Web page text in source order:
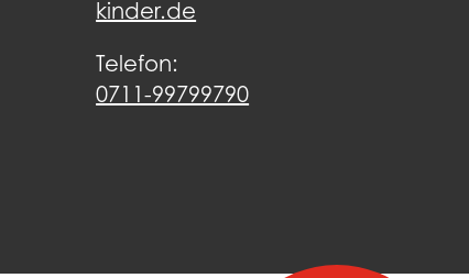
kinder.de
Telefon:
0711-99799790